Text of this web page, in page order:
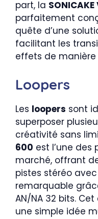
part, la
parfaitement
quête d’une
facilitant les
effets de manière
Loopers
Les loopers sont
superposer
créativité sans
600 est l’une
marché, offrant
pistes stéréo
remarquable
AN/NA 32 bits.
une simple idée